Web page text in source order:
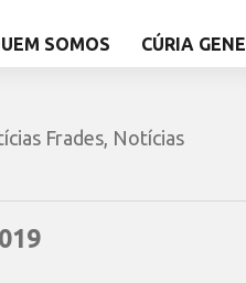
SOMOS CÚRIA
Frades Notícias